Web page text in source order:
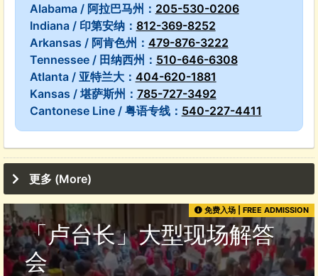
Alabama / 阿拉巴马州： 205-530-0206
Indiana / 印第安纳： 812-369-8252
Arkansas / 阿肯色州： 479-876-3222
Tennessee / 田纳西州： 510-646-6308
Atlanta / 亚特兰大： 404-620-1881
Kansas / 堪萨斯州： 785-727-3492
Cantonese Line / 粤语专线： 540-227-4411
更多 (More)
「卢台长」大型现场解答
会
免费入场 | FREE ADMISSION